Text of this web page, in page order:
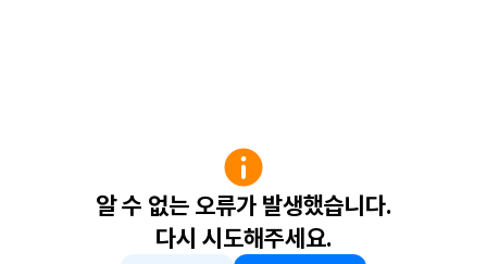
알 수 없는 오류가 발생했습니다.
다시 시도해주세요.